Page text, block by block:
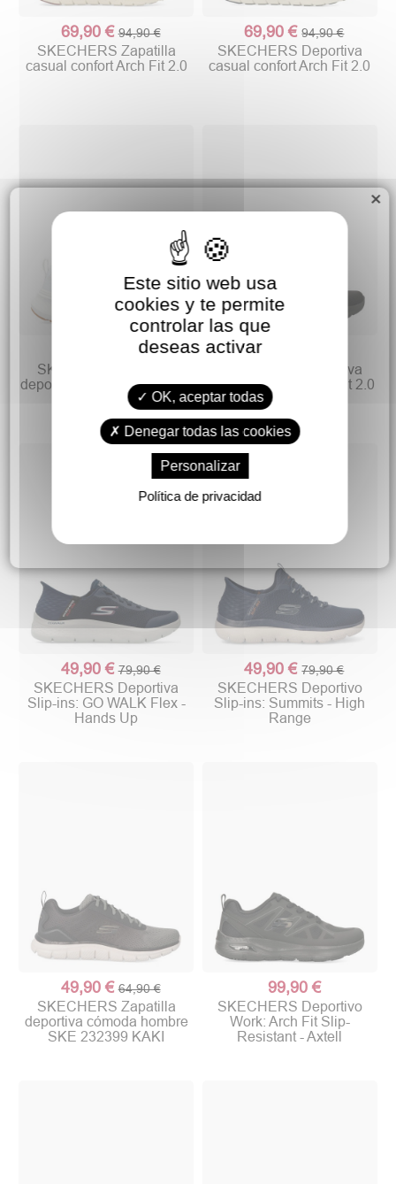
69,90 € 94,90 €
SKECHERS Zapatilla
casual confort Arch Fit 2.0
69,90 € 94,90 €
SKECHERS Deportiva
casual confort Arch Fit 2.0
69,90 €
SKECHERS Zapatilla
deportiva Edgeride - Rekze
69,90 €
SKECHERS Deportiva
casual cómoda Arch Fit 2.0
49,90 € 79,90 €
SKECHERS Deportiva
Slip-ins: GO WALK Flex -
Hands Up
49,90 € 79,90 €
SKECHERS Deportivo
Slip-ins: Summits - High
Range
49,90 € 64,90 €
SKECHERS Zapatilla
deportiva cómoda hombre
SKE 232399 KAKI
99,90 €
SKECHERS Deportivo
Work: Arch Fit Slip-
Resistant - Axtell
×
Este sitio web usa
cookies y te permite
controlar las que
deseas activar
OK, aceptar todas
Denegar todas las cookies
Personalizar
Política de privacidad